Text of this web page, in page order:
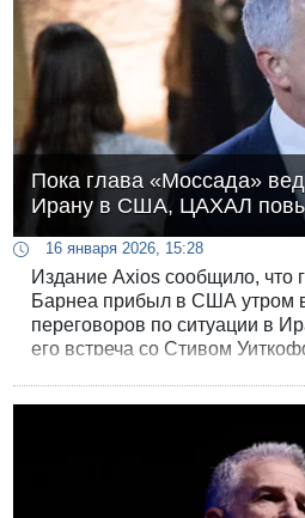
Пока глава «Моссада»
Ирану в США, ЦАХАЛ
16 января 2026, 15:28
Издание Axios сообщило, что
Барнеа прибыл в США утром
переговоров по ситуации в
его встреча со Стивом